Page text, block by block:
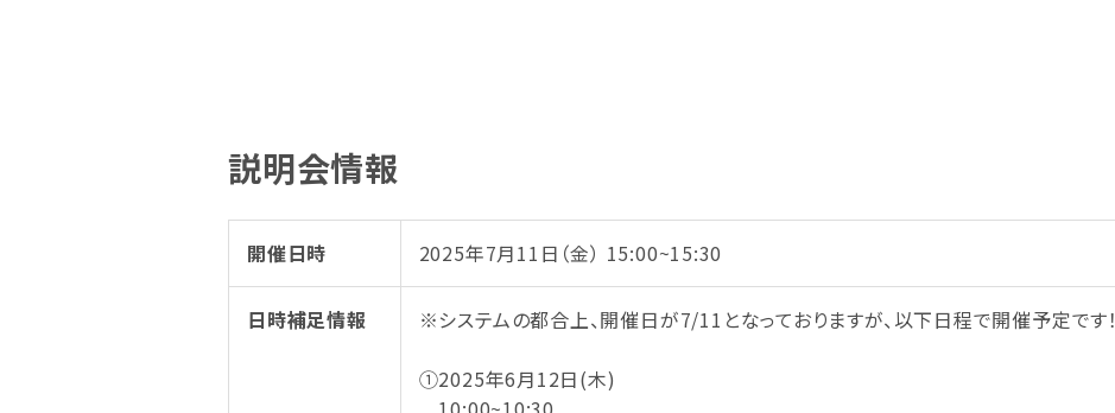
説明会情報
開催日時 2025年7月11日（金） 15:00~15:30
日時補足情報 ※システムの都合上、開催日が7/11となっておりますが、以下日程で開催予定です！
①2025年6月12日(木)